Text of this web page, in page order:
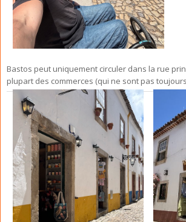
Bastos peut uniquement circuler dans la rue
plupart des commerces (qui ne sont pas